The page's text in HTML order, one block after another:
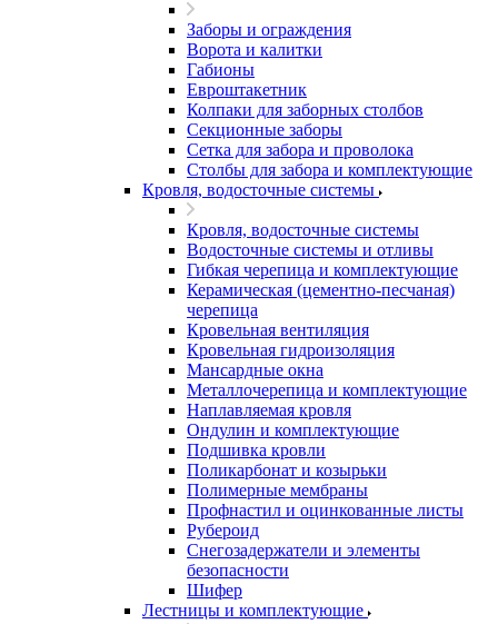
Заборы и ограждения
Ворота и калитки
Габионы
Евроштакетник
Колпаки для заборных столбов
Секционные заборы
Сетка для забора и проволока
Столбы для забора и комплектующие
Кровля, водосточные системы
Кровля, водосточные системы
Водосточные системы и отливы
Гибкая черепица и комплектующие
Керамическая (цементно-песчаная)
черепица
Кровельная вентиляция
Кровельная гидроизоляция
Мансардные окна
Металлочерепица и комплектующие
Наплавляемая кровля
Ондулин и комплектующие
Подшивка кровли
Поликарбонат и козырьки
Полимерные мембраны
Профнастил и оцинкованные листы
Рубероид
Снегозадержатели и элементы
безопасности
Шифер
Лестницы и комплектующие